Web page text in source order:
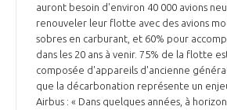
auront besoin d'environ 40 000 avions
renouveler leur flotte avec des avions
sobres en carburant, et 60% pour
dans les 20 ans à venir. 75% de la flotte
composée d'appareils d'ancienne
que la décarbonation représente un
Airbus : « Dans quelques années, à